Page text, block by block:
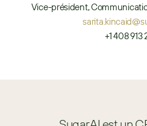
Vice-président,
+1 408 913